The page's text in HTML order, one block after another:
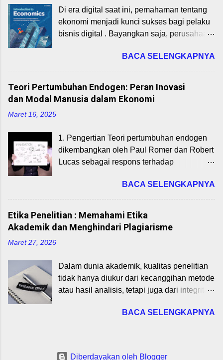
Teknologi dan Inovasi: Barang modal,
pengetahuan, dan inovasi mudah menyebar
ke berbagai negara. Peningkatan PDB dan
Pendapatan Nasional: Ekspo...
akan membahas 9 blok BMC dan
bagaimana mengaplikasikannya pada
startup digital di Indonesia pada tahun 2025.
merancang model bisnis yang inovatif,
relevan, dan responsif terhadap dinamika
pasar digital. 1. Pengenalan Business
Model Canvas Business Model Canvas
dan memvalidasi model bisnis. BMC
membantu startup mengidentifikasi
bagaimana mereka menciptakan,
menyampaikan, dan menangkap nilai
Di era digital saat ini, pemahaman tentang
ekonomi menjadi kunci sukses bagi pelaku
bisnis digital . Bayangkan saja, perusahaan
mengandalkan teknologi, tapi juga prinsip
ekonomi untuk bertahan dan berkembang.
Artikel ini akan membahas definisi ekonomi,
ruang lingkupnya, serta relevansi langsung
Pengantar Ekonomi. Dengan memahami
dasar-dasar ini, Anda bisa menganalisis
pasar digital, mengoptimalkan strategi
memengaruhi industri tech. Mari kita mulai
dari yang paling dasar! Definisi Ekonomi:
Apa Itu Ekonomi Sebenarnya? Definisi
ekonomi sering diartikan sebagai studi
kebutuhan yang tak terbatas. Menurut
ekonom terkenal seperti Lionel Robbins,
ekonomi adalah ilmu yang mempelajari
perilaku manusia dalam menghadapi kela...
BACA SELENGKAPNYA
Teori Pertumbuhan Endogen: Peran Inovasi
dan Modal Manusia dalam Ekonomi
Maret 16, 2025
1. Pengertian Teori pertumbuhan endogen
dikembangkan oleh Paul Romer dan Robert
Lucas sebagai respons terhadap
(Solow-Swan). Teori ini berpendapat bahwa
pertumbuhan ekonomi berasal dari faktor
internal dalam ekonomi itu sendiri , bukan
hanya dari akumulasi modal dan tenaga
kerja. Faktor utama yang mendorong
teknologi Modal manusia (human capital)
Efek spillover dan eksternalitas
pengetahuan 2. Kontribusi Utama dalam
Romer: Pengetahuan dan Inovasi sebagai
excludable) Ilmu pengetahuan yang
BACA SELENGKAPNYA
Etika Penelitian : Memahami Etika
Akademik dan Menghindari Plagiarisme
Maret 27, 2026
Dalam dunia akademik, kualitas penelitian
tidak hanya diukur dari kecanggihan metode
atau hasil analisis, tetapi juga dari integritas
utama dalam menghasilkan karya ilmiah
pengetahuan. Kita akan membahas etika
BACA SELENGKAPNYA
Diberdayakan oleh Blogger